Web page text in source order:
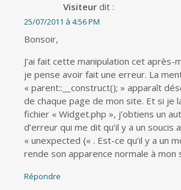
Visiteur dit :
25/07/2011 à 4:56 PM
Bonsoir,
J’ai fait cette manipulation cet après-
je pense avoir fait une erreur. La
« parent::__construct(); » apparaît
de chaque page de mon site. Et si je
fichier « Widget.php », j’obtiens un
d’erreur qui me dit qu’il y a un soucis
« unexpected {« . Est-ce qu’il y a un
rende son apparence normale à mon
Répondre